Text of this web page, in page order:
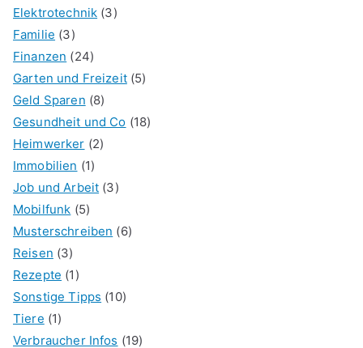
Elektrotechnik (3)
Familie (3)
Finanzen (24)
Garten und Freizeit(5)
Geld Sparen (8)
Gesundheit und Co (18)
Heimwerker (2)
Immobilien (1)
Job und Arbeit (3)
Mobilfunk (5)
Musterschreiben (6)
Reisen (3)
Rezepte (1)
Sonstige Tipps (10)
Tiere (1)
Verbraucher Infos (19)